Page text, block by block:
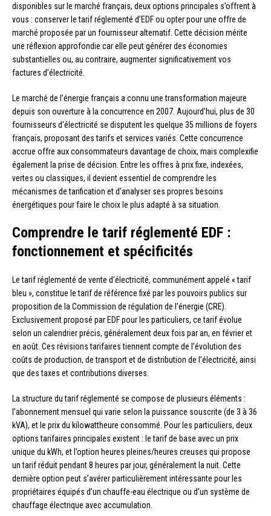
disponibles sur le marché français, deux options principales s’offrent à
vous : conserver le tarif réglementé d’EDF ou opter pour une offre de
marché proposée par un fournisseur alternatif. Cette décision mérite
une réflexion approfondie car elle peut générer des économies
substantielles ou, au contraire, augmenter significativement vos
factures d’électricité.
Le marché de l’énergie français a connu une transformation majeure
depuis son ouverture à la concurrence en 2007. Aujourd’hui, plus de 30
fournisseurs d’électricité se disputent les quelque 35 millions de foyers
français, proposant des tarifs et services variés. Cette concurrence
accrue offre aux consommateurs davantage de choix, mais complexifie
également la prise de décision. Entre les offres à prix fixe, indexées,
vertes ou classiques, il devient essentiel de comprendre les
mécanismes de tarification et d’analyser ses propres besoins
énergétiques pour faire le choix le plus adapté à sa situation.
Comprendre le tarif réglementé EDF :
fonctionnement et spécificités
Le tarif réglementé de vente d’électricité, communément appelé « tarif
bleu », constitue le tarif de référence fixé par les pouvoirs publics sur
proposition de la Commission de régulation de l’énergie (CRE).
Exclusivement proposé par EDF pour les particuliers, ce tarif évolue
selon un calendrier précis, généralement deux fois par an, en février et
en août. Ces révisions tarifaires tiennent compte de l’évolution des
coûts de production, de transport et de distribution de l’électricité, ainsi
que des taxes et contributions diverses.
La structure du tarif réglementé se compose de plusieurs éléments :
l’abonnement mensuel qui varie selon la puissance souscrite (de 3 à 36
kVA), et le prix du kilowattheure consommé. Pour les particuliers, deux
options tarifaires principales existent : le tarif de base avec un prix
unique du kWh, et l’option heures pleines/heures creuses qui propose
un tarif réduit pendant 8 heures par jour, généralement la nuit. Cette
dernière option peut s’avérer particulièrement intéressante pour les
propriétaires équipés d’un chauffe-eau électrique ou d’un système de
chauffage électrique avec accumulation.